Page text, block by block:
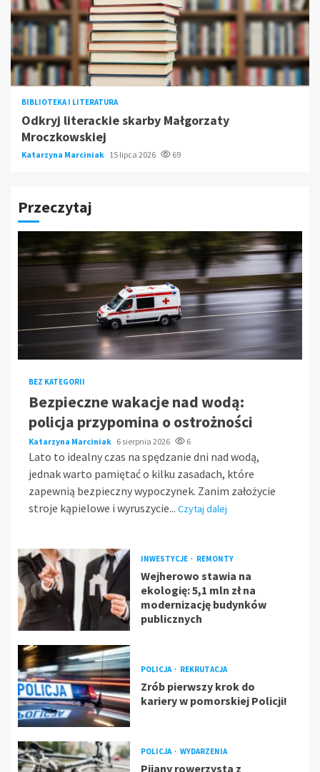
BIBLIOTEKA I LITERATURA
Odkryj literackie skarby Małgorzaty
Mroczkowskiej
Katarzyna Marciniak 15 lipca 2026 69
Przeczytaj
BEZ KATEGORII
Bezpieczne wakacje nad wodą:
policja przypomina o ostrożności
Katarzyna Marciniak 6 sierpnia 2026 6
Lato to idealny czas na spędzanie dni nad wodą,
jednak warto pamiętać o kilku zasadach, które
zapewnią bezpieczny wypoczynek. Zanim założycie
stroje kąpielowe i wyruszycie... Czytaj dalej
INWESTYCJE REMONTY
Wejherowo stawia na
ekologię: 5,1 mln zł na
modernizację budynków
publicznych
POLICJA REKRUTACJA
Zrób pierwszy krok do
kariery w pomorskiej Policji!
POLICJA WYDARZENIA
Pijany rowerzysta z